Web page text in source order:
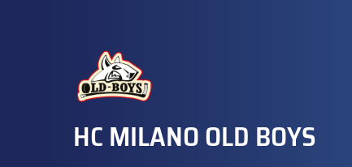
HC MILANO OLD BOYS